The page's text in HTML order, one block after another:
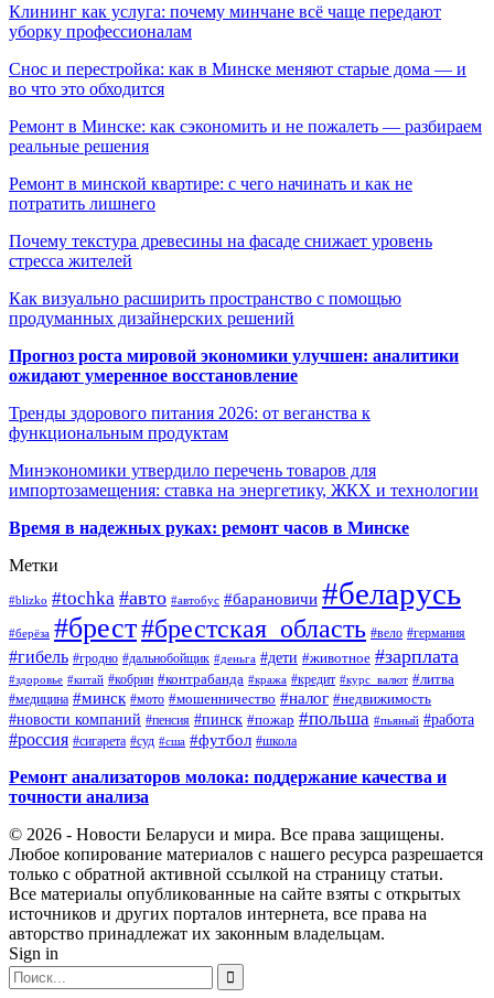
Клининг как услуга: почему минчане всё чаще передают
уборку профессионалам
Снос и перестройка: как в Минске меняют старые дома — и
во что это обходится
Ремонт в Минске: как сэкономить и не пожалеть — разбираем
реальные решения
Ремонт в минской квартире: с чего начинать и как не
потратить лишнего
Почему текстура древесины на фасаде снижает уровень
стресса жителей
Как визуально расширить пространство с помощью
продуманных дизайнерских решений
Прогноз роста мировой экономики улучшен: аналитики
ожидают умеренное восстановление
Тренды здорового питания 2026: от веганства к
функциональным продуктам
Минэкономики утвердило перечень товаров для
импортозамещения: ставка на энергетику, ЖКХ и технологии
Время в надежных руках: ремонт часов в Минске
Метки
#blizko #tochka #авто #автобус #барановичи #беларусь
#берёза #брест#брестская_область #вело #германия
#гибель #гродно #дальнобойщик #деньга #дети #животное #зарплата
#здоровье #китай #кобрин #контрабанда #кража #кредит #курс_валют #литва
#медицина #минск #мото #мошенничество #налог #недвижимость
#новости компаний #пенсия #пинск #пожар #польша #пьяный #работа
#россия #сигарета #суд #сша #футбол #школа
Ремонт анализаторов молока: поддержание качества и
точности анализа
© 2026 - Новости Беларуси и мира. Все права защищены.
Любое копирование материалов с нашего ресурса разрешается
только с обратной активной ссылкой на страницу статьи.
Все материалы опубликованные на сайте взяты с открытых
источников и других порталов интернета, все права на
авторство принадлежат их законным владельцам.
Sign in